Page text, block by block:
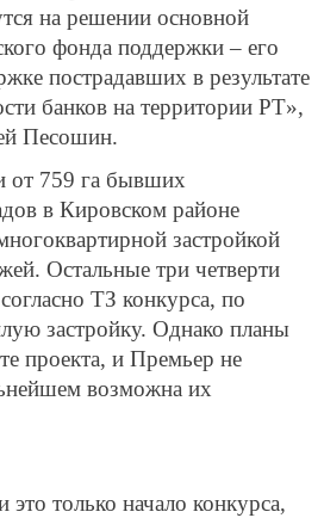
на решении основной
фонда поддержки – его
пострадавших в результате
банков на территории РТ»,
Песошин.
от 759 га бывших
в Кировском районе
застройкой
Остальные три четверти
ТЗ конкурса, по
застройку. Однако планы
проекта, и Премьер не
возможна их
только начало конкурса,